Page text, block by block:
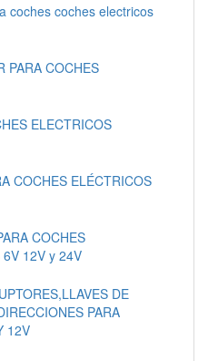
coches coches electricos
PARA COCHES
ELECTRICOS
COCHES ELÉCTRICOS
COCHES
12V y 24V
DE
PARA
12V